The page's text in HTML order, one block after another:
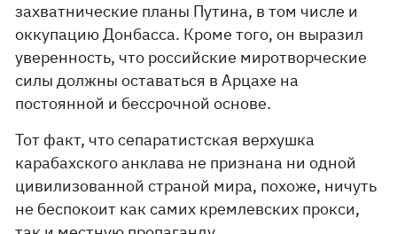
захватнические планы Путина, в том числе и
оккупацию Донбасса. Кроме того, он выразил
уверенность, что российские миротворческие
силы должны оставаться в Арцахе на
постоянной и бессрочной основе.
Тот факт, что сепаратистская верхушка
карабахского анклава не признана ни одной
цивилизованной страной мира, похоже, ничуть
не беспокоит как самих кремлевских прокси,